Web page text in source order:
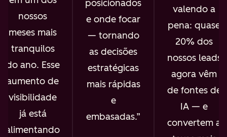
nossos
meses mais
tranquilos
do ano. Esse
aumento de
visibilidade
já está
alimentando
posicionados
e onde focar
— tornando
as decisões
estratégicas
mais rápidas
e
embasadas.
valendo a
pena: quase
20% dos
nossos leads
agora vêm
de fontes de
IA — e
convertem a